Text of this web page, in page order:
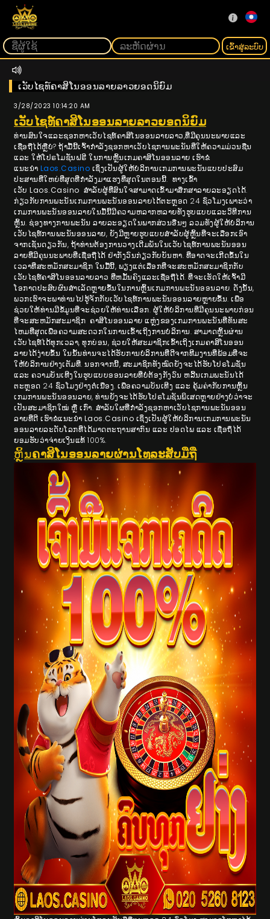
ເຂົ້າ​ສູ່​ລະ​ບົບ
ເວັບໄຊທ໌ຄາສິໂນອອນລາຍລາວຍອດນິຍົມ
3/28/2023 10:14:20 AM
ເວັບໄຊທ໌ຄາສິໂນອອນລາຍລາວຍອດນິຍົມ
ທ່ານສົນໃຈແລະຊອກຫາເວັບໄຊທ໌ຄາສິໂນອອນລາຍລາວ,ທີ່ມີຄຸນນະພາບແລະ
ເຊື່ອຖືໄດ້ຫຼືບໍ? ຖ້າມື້ນີ້ເຈົ້າກຳລັງຊອກຫາເວັບໄຊການພະນັນທີ່ໃຫ້ຄວາມມ່ວນຊື່ນ
ແລະ ໃຫ້ໂປຣໂມຊັ່ນຝຣີ ໃນການຫຼິ້ນເກມຄາສິໂນອອນລາຍ ເຮົາຂໍ
ແນະນຳ Laos.Casino ເຊິ່ງເປັນຜູ້ໃຫ້ບໍລິການເກມການພະນັນແບບປະສົມ
ປະສານທີ່ໃຫຍ່ທີ່ສຸດທີ່ກຳລັງມາແຮງທີ່ສຸດໃນຕອນນີ້. ທາງເຂົ້າ
ເວັບ Laos.Casino ສຳລັບຜູ້ທີ່ສົນໃຈສາມາດເຂົ້າມາສຶກສາລາຍລະອຽດໄດ້.
ກ່ຽວກັບການພະນັນເກມການພະນັນອອນລາຍໄດ້ຕະຫຼອດ 24 ຊົ່ວໂມງເພາະວ່າ
ເກມການພະນັນອອນລາຍໃນມື້ນີ້ມີຄວາມຫລາກຫລາຍທັງຮູບແບບແລະວິທີການ
ຫຼິ້ນ. ຊ່ອງທາງການພະນັນ ລາຍ​ລະ​ອຽດ​ໃນ​ພາກ​ສ່ວນ​ອື່ນໆ​ ລວມທັງຜູ້ໃຫ້ບໍລິການ
ເວັບໄຊທ໌ການພະນັນອອນລາຍ, ຍັງມີຫຼາຍຮູບແບບສໍາລັບຜູ້ຫຼິ້ນທີ່ຈະເລືອກເອົາ
ຈາກເຊັ່ນດຽວກັນ, ຖ້າທ່ານຕ້ອງການວາງເດີມພັນໃນເວັບໄຊທ໌ການພະນັນອອນ
ລາຍທີ່ມີຄຸນນະພາບທີ່ເຊື່ອຖືໄດ້ ຢ່າກັງວົນກ່ຽວກັບບັນຫາ. ທີ່ອາດຈະເກີດຂຶ້ນໃນ
ເວລາທີ່ສະຫມັກສະມາຊິກ ໃນມື້ນີ້, ພຽງແຕ່ເລືອກທີ່ຈະສະຫມັກສະມາຊິກກັບ
ເວັບໄຊທ໌ຄາສິໂນອອນລາຍລາວ ທີ່ຫມັ້ນຄົງແລະເຊື່ອຖືໄດ້. ທີ່ຈະເຮັດໃຫ້ເຈົ້າມີ
ໂອກາດປະສົບຜົນສໍາເລັດຫຼາຍຂຶ້ນໃນການຫຼິ້ນເກມການພະນັນອອນລາຍ. ດັ່ງນັ້ນ,
ພວກເຮົາຈະພາທ່ານໄປຮູ້ຈັກກັບເວັບໄຊທ໌ການພະນັນອອນລາຍຫຼາຍຂຶ້ນ. ເພື່ອ
ຊ່ວຍໃຫ້ທ່ານມີຂໍ້ມູນທີ່ຈະຊ່ວຍໃຫ້ທ່ານເລືອກ. ຜູ້ໃຫ້ບໍລິການທີ່ມີຄຸນນະພາບກ່ອນ
ທີ່ຈະສະຫມັກສະມາຊິກ ຄາສິໂນອອນລາຍ ແຫຼ່ງຂອງເກມການພະນັນທີ່ທັນສະ
ໄຫມທີ່ສຸດເພື່ອຄວາມສະດວກໃນການເຂົ້າເຖິງການບໍລິການ. ສາມາດຫຼິ້ນຜ່ານ
ເວັບໄຊທ໌ໄດ້ທຸກເວລາ, ທຸກບ່ອນ, ຊ່ວຍໃຫ້ສະມາຊິກເຂົ້າເຖິງເກມຄາສິໂນອອນ
ລາຍໄດ້ງ່າຍຂຶ້ນ ໃນນັ້ນທ່ານຈະໄດ້ຮັບການບໍລິການທີ່ດີຈາກທີມງານທີ່ພ້ອມທີ່ຈະ
ໃຫ້ບໍລິການຢ່າງເຕັມທີ່. ນອກຈາກນີ້, ສະມາຊິກທັງໝົດຍັງຈະໄດ້ຮັບໂປຣໂມຊັ່ນ
ແລະ ຄວາມບັນເທີງໃນຮູບແບບອອນລາຍທີ່ບໍ່ຕ້ອງກັງວົນ ຫລີ້ນເກມພະນັນໄດ້
ຕະຫຼອດ 24 ຊົ່ວໂມງຢ່າງຕໍ່ເນື່ອງ. ເພື່ອຄວາມບັນເທີງ ແລະ ຄຸ້ມຄ່າກັບການຫຼິ້ນ
ເກມການພະນັນອອນລາຍ, ທ່ານຍັງຈະໄດ້ຮັບໂປຣໂມຊັນພິເສດຫຼາຍຢ່າງບໍ່ວ່າຈະ
ເປັນສະມາຊິກໃໝ່ ຫຼື ເກົ່າ. ສຳລັບໃຜທີ່ກຳລັງຊອກຫາເວັບໄຊການພະນັນອອນ
ລາຍທີ່ດີ ເຮົາຂໍແນະນຳ Laos.Casino ເຊິ່ງເປັນຜູ້ໃຫ້ບໍລິການເກມການພະນັນ
ອອນລາຍລະດັບໂລກທີ່ໄດ້ມາດຕະຖານສາກົນ ແລະ ປອດໄພ ແລະ ເຊື່ອຖຶໄດ້
ຍອມຮັບວ່າຈ່າຍເງິນແທ້ 100%.
ຫຼິ້ນຄາສິໂນອອນລາຍຜ່ານໂທລະສັບມືຖື